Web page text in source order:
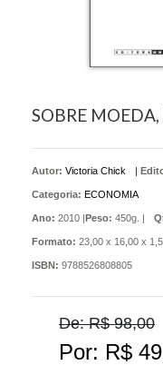
SOBRE
Autor: Victoria Chick |
Categoria: ECONOMIA
Ano: 2010 |Peso: 450g. |
Formato: 23,00 x 16,00 x
ISBN: 9788526808805
De: R$ 98,00
Por: R$